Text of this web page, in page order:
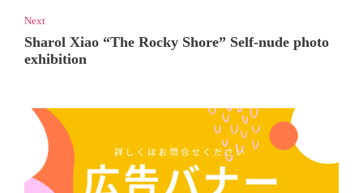
Next
Sharol Xiao “The Rocky Shore” Self-nude photo
exhibition